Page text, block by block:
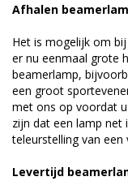
Afhalen
Het is mogelijk om
er nu eenmaal grote
beamerlamp,
een groot
met ons op voordat
zijn dat een lamp net
teleurstelling van een
Levertijd